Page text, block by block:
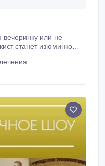
вечеринку или не
станет изюминкой
ярче,
и